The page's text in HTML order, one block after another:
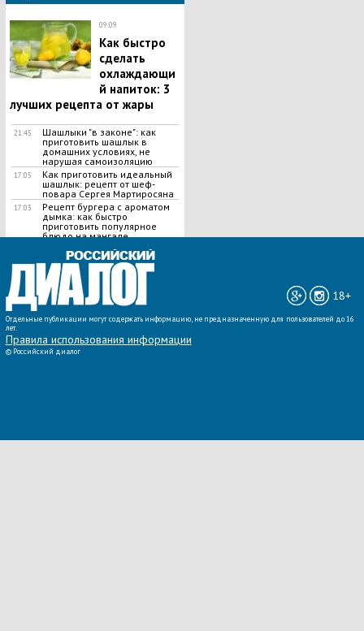
09:09
Как быстро
сделать
охлаждающи
й напиток: 3
лучших рецепта от жары
21:45
Шашлыки "в законе": как
приготовить шашлык в
домашних условиях, не
нарушая самоизоляцию
17:05
Как приготовить идеальный
шашлык​: рецепт от шеф-
повара Сергея Мартиросяна
17:03
Рецепт бургера с ароматом
дымка: как быстро
приготовить популярное
блюдо на мангале
ВСЕ НОВОСТИ »
18+
Отдельные публикации могут содержать информацию, не предназначенную для пользователей до 16
лет.
Правила использования информации
© Российский диалог